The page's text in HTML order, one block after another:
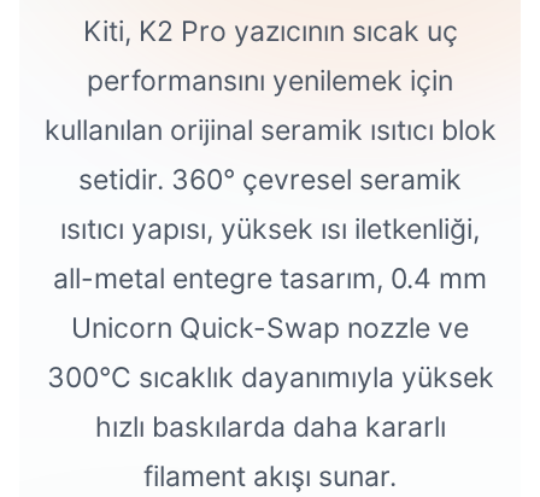
Kiti, K2 Pro yazıcının sıcak uç
performansını yenilemek için
kullanılan orijinal seramik ısıtıcı blok
setidir. 360° çevresel seramik
ısıtıcı yapısı, yüksek ısı iletkenliği,
all-metal entegre tasarım, 0.4 mm
Unicorn Quick-Swap nozzle ve
300°C sıcaklık dayanımıyla yüksek
hızlı baskılarda daha kararlı
filament akışı sunar.